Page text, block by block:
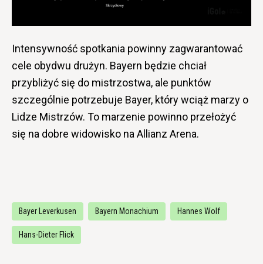
Intensywność spotkania powinny zagwarantować
cele obydwu drużyn. Bayern będzie chciał
przybliżyć się do mistrzostwa, ale punktów
szczególnie potrzebuje Bayer, który wciąż marzy o
Lidze Mistrzów. To marzenie powinno przełożyć
się na dobre widowisko na Allianz Arena.
Bayer Leverkusen Bayern Monachium Hannes Wolf
Hans-Dieter Flick